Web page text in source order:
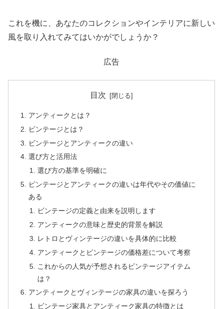
これを機に、あなたのコレクションやインテリアに新しい
風を取り入れてみてはいかがでしょうか？
広告
目次
アンティークとは？
ビンテージとは？
ビンテージとアンティークの違い
選び方と活用法
選び方の基準を明確に
ビンテージとアンティークの違いは年代やその価値に
ある
ビンテージの定義と由来を説明します
アンティークの意味と歴史的背景を解説
レトロとヴィンテージの違いを具体的に比較
アンティークとビンテージの価格差について考察
これからの人気が予想されるビンテージアイテム
は？
アンティークとヴィンテージの家具の違いを探ろう
ビンテージ家具とアンティーク家具の特徴とは